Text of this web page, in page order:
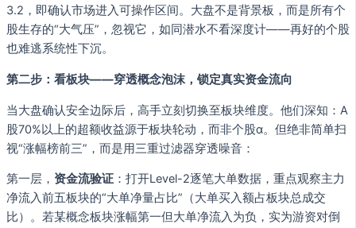
3.2，即确认市场进入可操作区间。大盘不是背景板，而是所有个
股生存的“大气压”，忽视它，如同潜水不看深度计——再好的个股
也难逃系统性下沉。
第二步：看板块——穿透概念泡沫，锁定真实资金流向
当大盘确认安全边际后，高手立刻切换至板块维度。他们深知：A
股70%以上的超额收益源于板块轮动，而非个股α。但绝非简单扫
视“涨幅榜前三”，而是用三重过滤器穿透噪音：
第一层， 资金流验证 ：打开Level-2逐笔大单数据，重点观察主力
净流入前五板块的“大单净量占比”（大单买入额占板块总成交
比）。若某概念板块涨幅第一但大单净流入为负，实为游资对倒